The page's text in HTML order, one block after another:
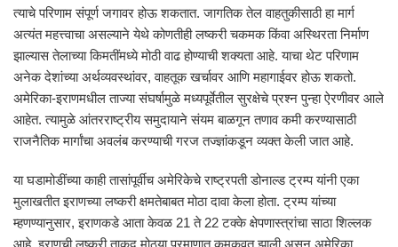
त्याचे परिणाम संपूर्ण जगावर होऊ शकतात. जागतिक तेल वाहतुकीसाठी हा मार्ग
अत्यंत महत्त्वाचा असल्याने येथे कोणतीही लष्करी चकमक किंवा अस्थिरता निर्माण
झाल्यास तेलाच्या किमतींमध्ये मोठी वाढ होण्याची शक्यता आहे. याचा थेट परिणाम
अनेक देशांच्या अर्थव्यवस्थांवर, वाहतूक खर्चावर आणि महागाईवर होऊ शकतो.
अमेरिका-इराणमधील ताज्या संघर्षामुळे मध्यपूर्वेतील सुरक्षेचे प्रश्न पुन्हा ऐरणीवर आले
आहेत. त्यामुळे आंतरराष्ट्रीय समुदायाने संयम बाळगून तणाव कमी करण्यासाठी
राजनैतिक मार्गांचा अवलंब करण्याची गरज तज्ज्ञांकडून व्यक्त केली जात आहे.
या घडामोडींच्या काही तासांपूर्वीच अमेरिकेचे राष्ट्रपती डोनाल्ड ट्रम्प यांनी एका
मुलाखतीत इराणच्या लष्करी क्षमतेबाबत मोठा दावा केला होता. ट्रम्प यांच्या
म्हणण्यानुसार, इराणकडे आता केवळ 21 ते 22 टक्के क्षेपणास्त्रांचा साठा शिल्लक
आहे. इराणची लष्करी ताकद मोठ्या प्रमाणात कमकुवत झाली असून अमेरिका